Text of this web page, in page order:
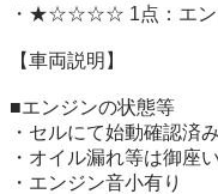
・★☆☆☆☆ 1点：エン
【車両説明】
■エンジンの状態等
・セルにて始動確認済み
・オイル漏れ等は御座
・エンジン音小有り